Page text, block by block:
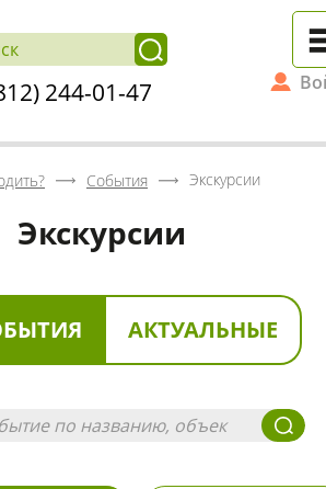
244-01-47
События Экскурсии
Экскурсии
АКТУАЛЬНЫЕ